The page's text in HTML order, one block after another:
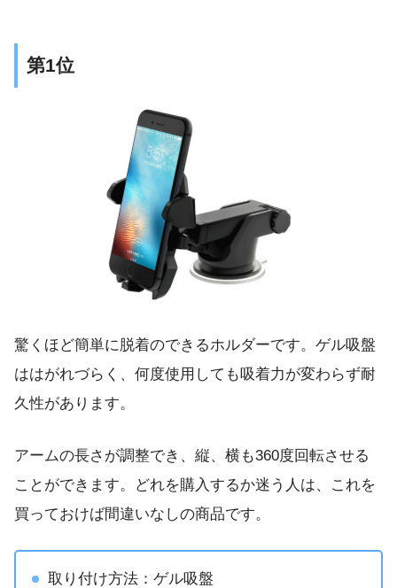
第1位
驚くほど簡単に脱着のできるホルダーです。ゲル吸盤
ははがれづらく、何度使用しても吸着力が変わらず耐
久性があります。
アームの長さが調整でき、縦、横も360度回転させる
ことができます。どれを購入するか迷う人は、これを
買っておけば間違いなしの商品です。
取り付け方法：ゲル吸盤